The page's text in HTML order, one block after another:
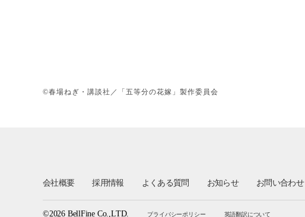
©春場ねぎ・講談社／「五等分の花嫁」製作委員会
会社概要 採用情報 よくある質問 お知らせ お問い合わせ
©2026 BellFine Co.,LTD. プライバシーポリシー 英語翻訳について